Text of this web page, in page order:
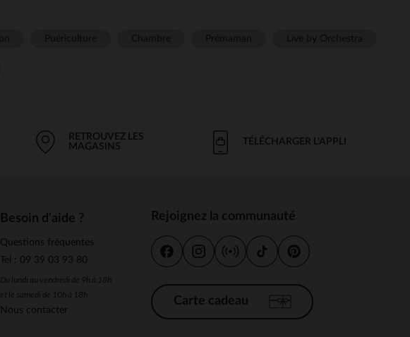
RETROUVEZ LES
MAGASINS
TÉLÉCHARGER L'APPLI
Besoin d'aide ?
Questions fréquentes
Tel : 09 39 03 93 80
Du lundi au vendredi de 9h à 18h
et le samedi de 10h à 18h
Nous contacter
Rejoignez la communauté
Carte cadeau